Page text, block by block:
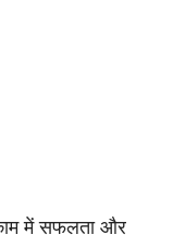
में सफलता और